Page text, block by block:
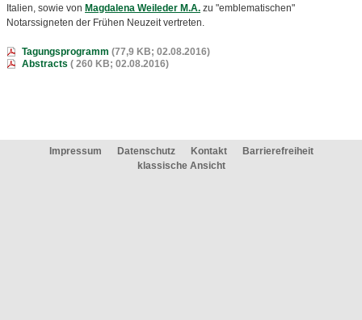
Italien, sowie von Magdalena Weileder M.A. zu "emblematischen"
Notarssigneten der Frühen Neuzeit vertreten.
Tagungsprogramm (77,9 KB; 02.08.2016)
Abstracts ( 260 KB; 02.08.2016)
Impressum Datenschutz Kontakt
Barrierefreiheit
klassische Ansicht